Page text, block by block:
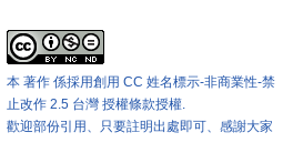
本 著作 係採用創用 CC 姓名標示-非商業性-禁
止改作 2.5 台灣 授權條款授權.
歡迎部份引用、只要註明出處即可、感謝大家